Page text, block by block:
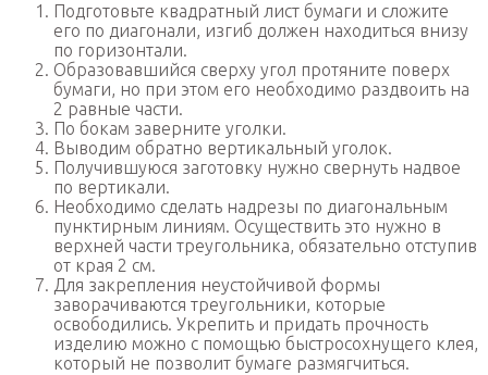
Подготовьте квадратный лист бумаги и сложите
его по диагонали, изгиб должен находиться внизу
по горизонтали.
Образовавшийся сверху угол протяните поверх
бумаги, но при этом его необходимо раздвоить на
2 равные части.
По бокам заверните уголки.
Выводим обратно вертикальный уголок.
Получившуюся заготовку нужно свернуть надвое
по вертикали.
Необходимо сделать надрезы по диагональным
пунктирным линиям. Осуществить это нужно в
верхней части треугольника, обязательно отступив
от края 2 см.
Для закрепления неустойчивой формы
заворачиваются треугольники, которые
освободились. Укрепить и придать прочность
изделию можно с помощью быстросохнущего клея,
который не позволит бумаге размягчиться.